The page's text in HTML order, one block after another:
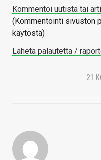
Kommentoi uutista tai
(Kommentointi sivuston
käytöstä)
Lähetä palautetta /
21